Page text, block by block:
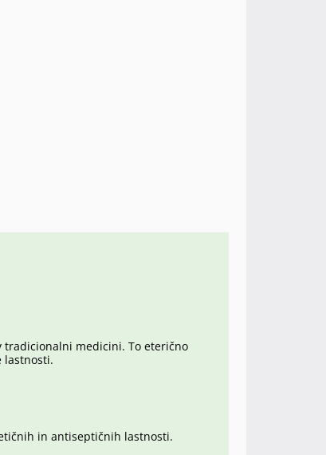
medicini. To eterično
lastnosti.
in antiseptičnih lastnosti.